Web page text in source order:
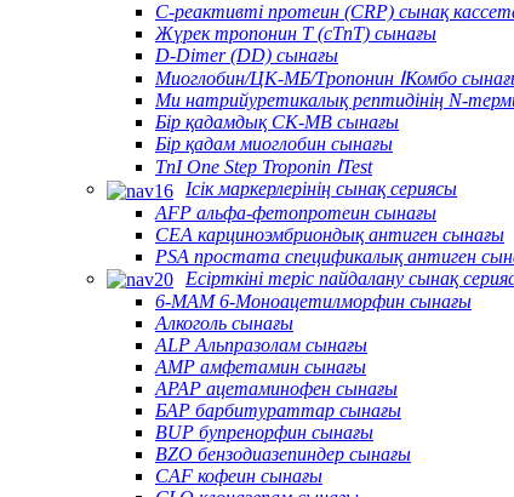
C-реактивті протеин (CRP) сынақ
Жүрек тропонин T (cTnT) сынағы
D-Dimer (DD) сынағы
Миоглобин/ЦК-МБ/Тропонин ⅠКомбо
Ми натрийуретикалық рептидінің N-
Бір қадамдық CK-MB сынағы
Бір қадам миоглобин сынағы
TnI One Step Troponin ⅠTest
Ісік маркерлерінің сынақ сериясы
AFP альфа-фетопротеин сынағы
CEA карциноэмбриондық антиген сынағы
PSA простата спецификалық антиген
Есірткіні теріс пайдалану сынақ
6-MAM 6-Моноацетилморфин сынағы
Алкоголь сынағы
ALP Альпразолам сынағы
AMP амфетамин сынағы
APAP ацетаминофен сынағы
БАР барбитураттар сынағы
BUP бупренорфин сынағы
BZO бензодиазепиндер сынағы
CAF кофеин сынағы